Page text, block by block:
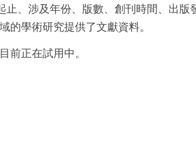
、涉及年份、版數、創刊時間、出
的學術研究提供了文獻資料。
前正在試用中。